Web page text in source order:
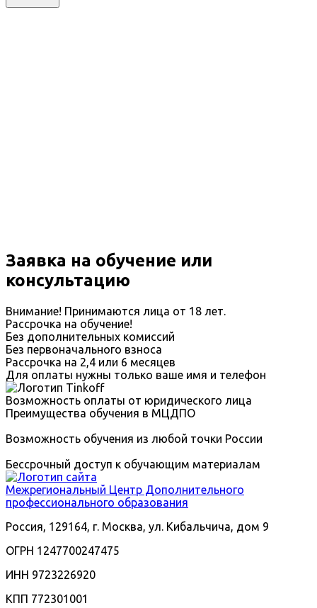
Заявка на обучение или
консультацию
Внимание! Принимаются лица от 18 лет.
Рассрочка на обучение!
Без дополнительных комиссий
Без первоначального взноса
Рассрочка на 2,4 или 6 месяцев
Для оплаты нужны только ваше имя и телефон
Возможность оплаты от юридического лица
Преимущества обучения в МЦДПО
Возможность обучения из любой точки России
Бессрочный доступ к обучающим материалам
Межрегиональный Центр Дополнительного
профессионального образования
Россия, 129164, г. Москва, ул. Кибальчича, дом 9
ОГРН 1247700247475
ИНН 9723226920
КПП 772301001